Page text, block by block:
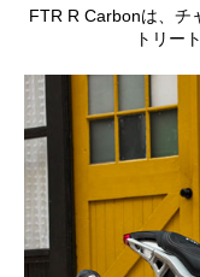
FTR R Carbonは、チ
トリー